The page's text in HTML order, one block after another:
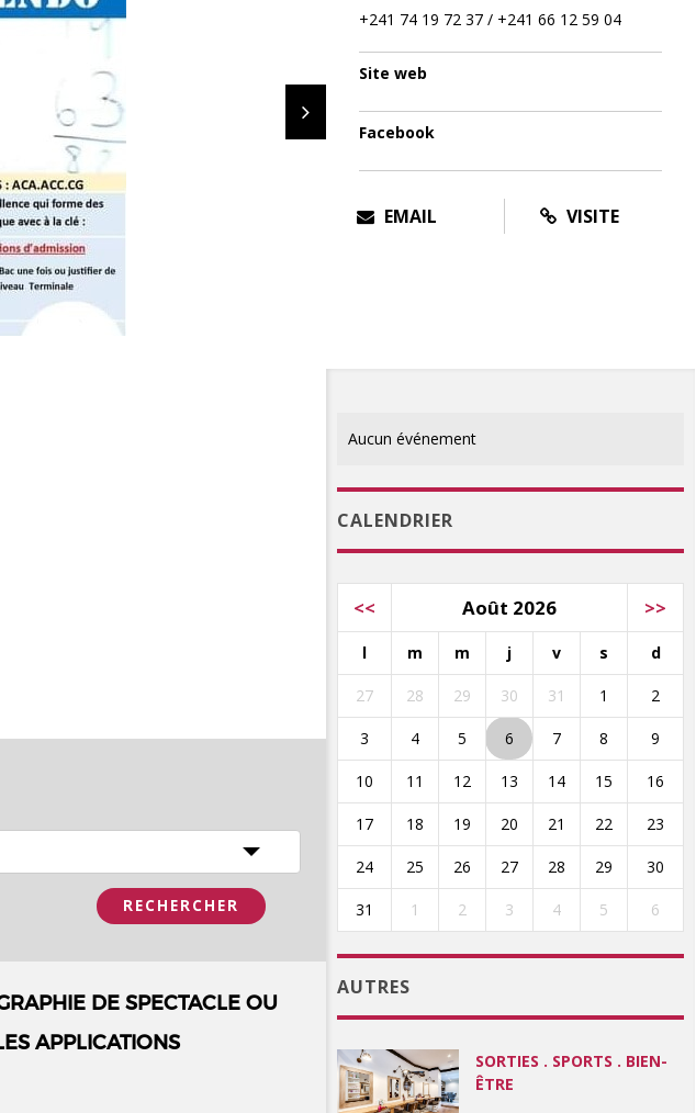
+241 74 19 72 37 / +241 66 12 59 04
Site web
Facebook
EMAIL VISITE
DE SPECTACLE OU
APPLICATIONS
Aucun événement
CALENDRIER
<< Août 2026 >>
l m m j v s d
27 28 29 30 31 1 2
3 4 5 6 7 8 9
10 11 12 13 14 15 16
17 18 19 20 21 22 23
24 25 26 27 28 29 30
31 1 2 3 4 5 6
AUTRES
SORTIES . SPORTS . BIEN-
ÊTRE